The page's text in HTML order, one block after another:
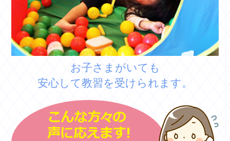
お子さまがいても
安心して教習を受けられます。